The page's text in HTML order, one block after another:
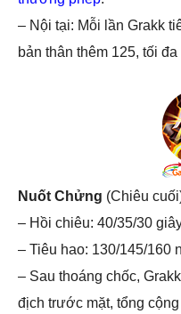
– Nội tại: Mỗi lần Grakk
bản thân thêm 125, tối
Nuốt Chửng (Chiêu
– Hồi chiêu: 40/35/30
– Tiêu hao: 130/145/160
– Sau thoáng chốc,
địch trước mặt, tổng